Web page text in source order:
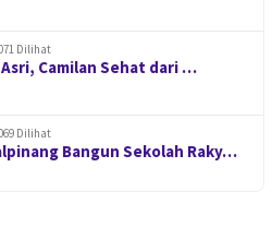
Dilihat
Camilan Sehat dari …
Dilihat
Bangun Sekolah Raky…